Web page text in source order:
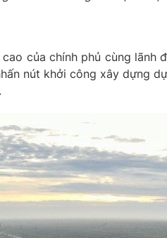
của chính phủ cùng
nút khởi công xây dựng